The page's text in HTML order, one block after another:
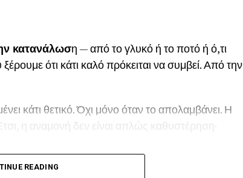
κατανάλωση — από το γλυκό ή το ποτό ή ό,τι
ότι κάτι καλό πρόκειται να συμβεί. Από την
κάτι θετικό. Όχι μόνο όταν το απολαμβάνει. Η
η αναμονή δεν είναι απλώς καθυστέρηση·
περισσότερο περιμένουμε, τόσο πιο «ωραίο» μας
READING